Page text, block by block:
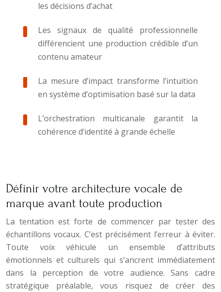
les décisions d’achat
Les signaux de qualité professionnelle
différencient une production crédible d’un
contenu amateur
La mesure d’impact transforme l’intuition
en système d’optimisation basé sur la data
L’orchestration multicanale garantit la
cohérence d’identité à grande échelle
Définir votre architecture vocale de
marque avant toute production
La tentation est forte de commencer par tester des
échantillons vocaux. C’est précisément l’erreur à éviter.
Toute voix véhicule un ensemble d’attributs
émotionnels et culturels qui s’ancrent immédiatement
dans la perception de votre audience. Sans cadre
stratégique préalable, vous risquez de créer des